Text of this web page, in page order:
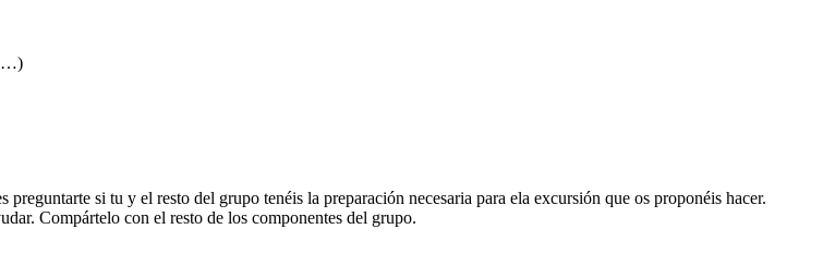
preguntarte si tu y el resto del grupo tenéis la preparación necesaria para ela excursión que os proponéis hacer.
Compártelo con el resto de los componentes del grupo.